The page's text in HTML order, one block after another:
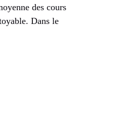
des cours
Dans le